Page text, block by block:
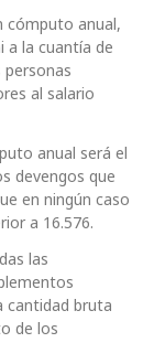
cómputo anual,
a la cuantía de
personas
al salario
anual será el
devengos que
en ningún caso
a 16.576.
las
cantidad bruta
de los